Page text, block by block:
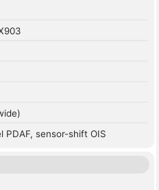
PDAF, sensor-shift OIS